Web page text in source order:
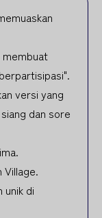
membuat
versi yang
dan sore
Village.
unik di